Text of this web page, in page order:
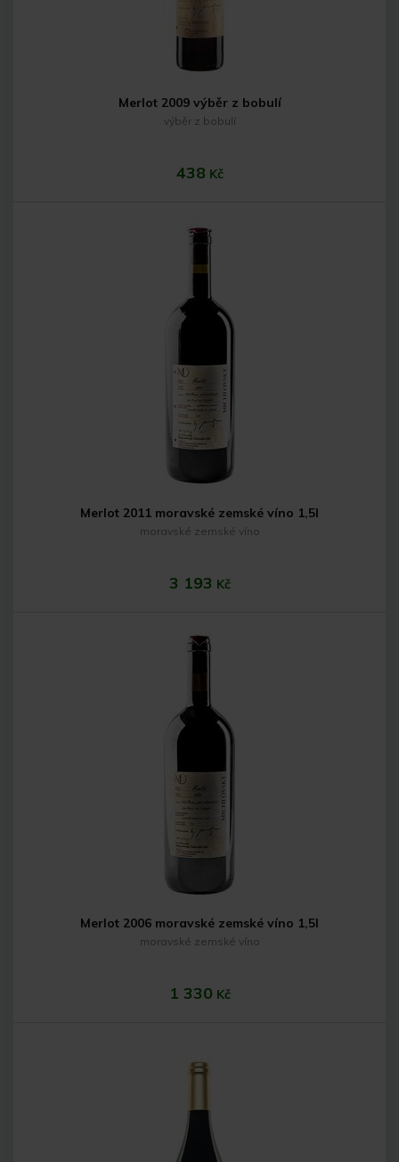
Merlot 2009 výběr z bobulí
výběr z bobulí
438 Kč
Merlot 2011 moravské zemské víno 1,5l
moravské zemské víno
3 193 Kč
Merlot 2006 moravské zemské víno 1,5l
moravské zemské víno
1 330 Kč